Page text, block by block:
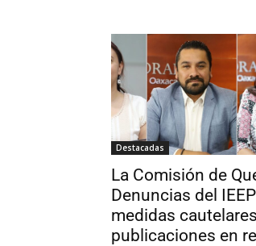
Destacadas
La Comisión de
Denuncias del
medidas
publicaciones en